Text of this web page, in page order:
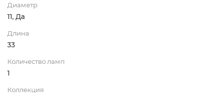
Диаметр
11, Да
Длина
33
Количество ламп
1
Коллекция